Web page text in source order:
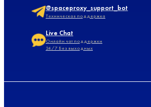
@spaceproxy_support_bot
Техническая поддержка
Live Chat
Онлайн чат поддержки
24/7 Без выходных